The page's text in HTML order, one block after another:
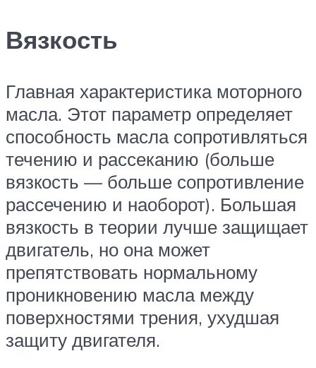
Вязкость
Главная характеристика моторного
масла. Этот параметр определяет
способность масла сопротивляться
течению и рассеканию (больше
вязкость — больше сопротивление
рассечению и наоборот). Большая
вязкость в теории лучше защищает
двигатель, но она может
препятствовать нормальному
проникновению масла между
поверхностями трения, ухудшая
защиту двигателя.